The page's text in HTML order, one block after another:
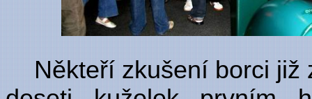
Někteří zkušení borci